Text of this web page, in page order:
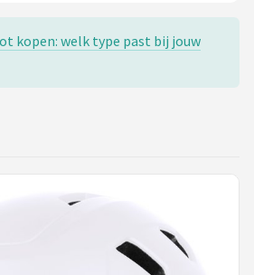
kopen: welk type past bij jouw